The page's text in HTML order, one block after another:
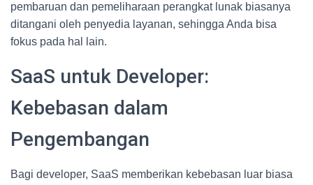
pembaruan dan pemeliharaan perangkat lunak biasanya
ditangani oleh penyedia layanan, sehingga Anda bisa
fokus pada hal lain.
SaaS untuk Developer:
Kebebasan dalam
Pengembangan
Bagi developer, SaaS memberikan kebebasan luar biasa